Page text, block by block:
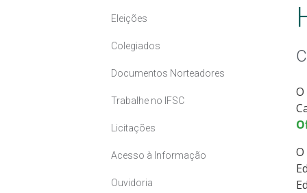
Eleições
Colegiados
Documentos Norteadores
Trabalhe no IFSC
Licitações
Acesso à Informação
Ouvidoria